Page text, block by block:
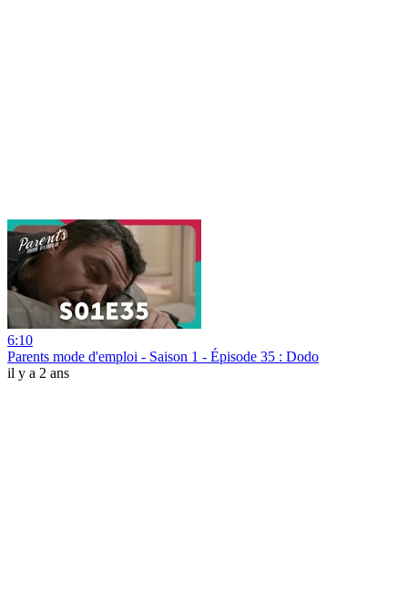
6:10
Parents mode d'emploi - Saison 1 - Épisode 35 : Dodo
il y a 2 ans